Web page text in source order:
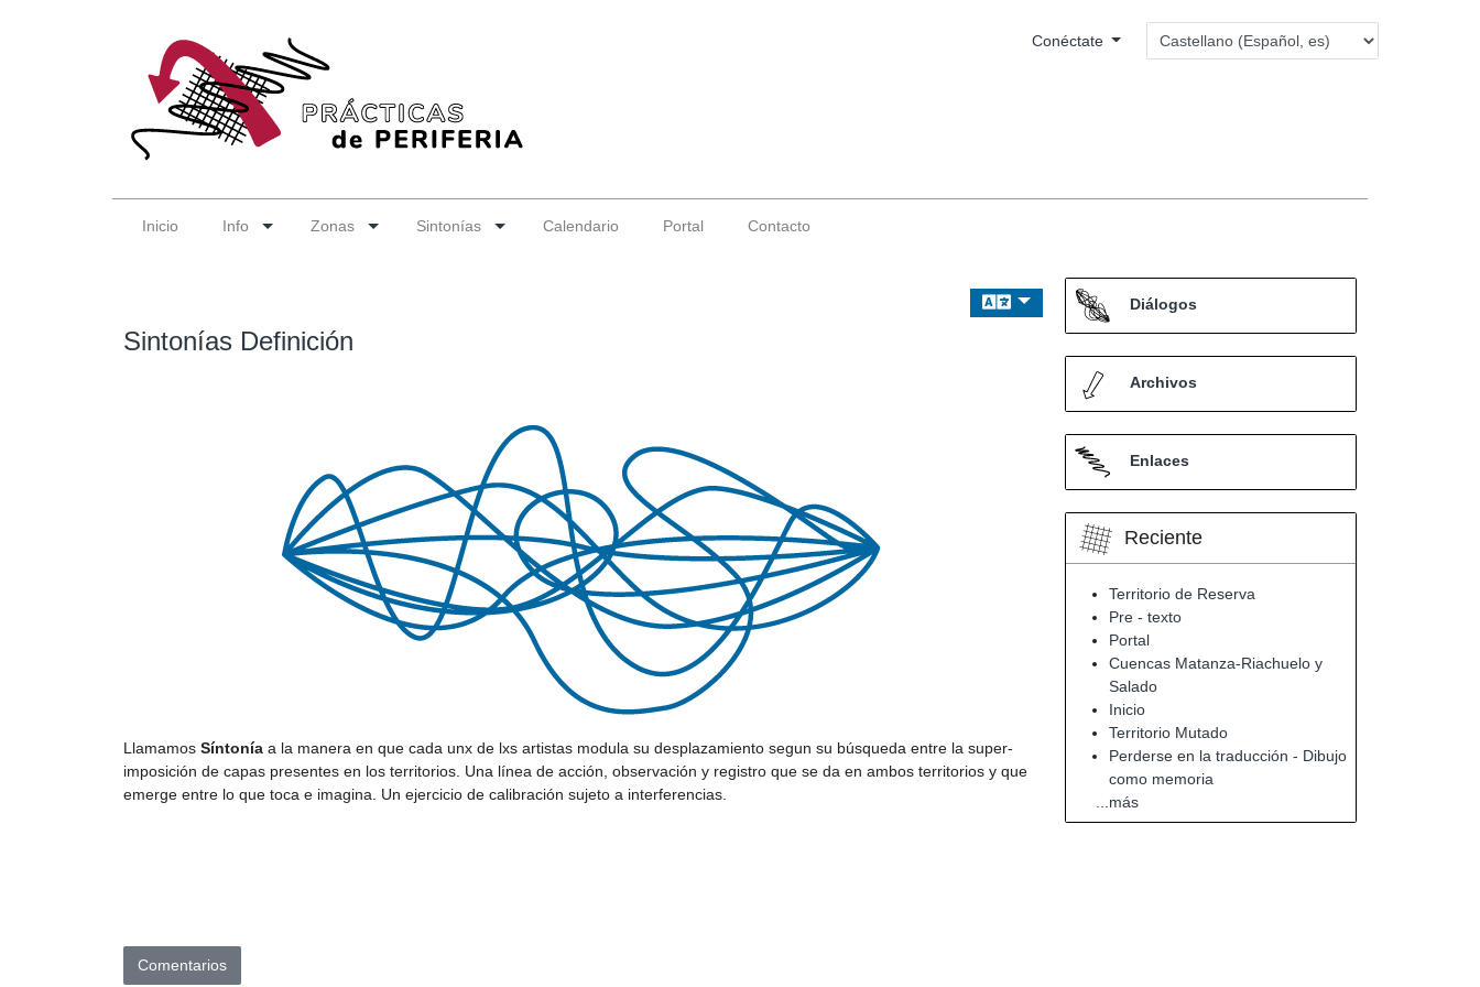
Conéctate
Inicio Info Zonas Sintonías Calendario Portal Contacto
Sintonías Definición
Llamamos Síntonía a la manera en que cada unx de lxs artistas modula su desplazamiento segun su búsqueda entre la super-
imposición de capas presentes en los territorios. Una línea de acción, observación y registro que se da en ambos territorios y que
emerge entre lo que toca e imagina. Un ejercicio de calibración sujeto a interferencias.
Comentarios
Diálogos
Archivos
Enlaces
Reciente
Territorio de Reserva
Pre - texto
Portal
Cuencas Matanza-Riachuelo y
Salado
Inicio
Territorio Mutado
Perderse en la traducción - Dibujo
como memoria
...más